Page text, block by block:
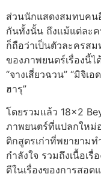
ส่วนนักแสดงสมทบคน
กันทั้งนั้น ถึงแม้แต่ละค
ก็ถือว่าเป็นตัวละครส
ของภาพยนตร์เรื่องนี้
“จางเสี่ยวฉวน” “มิจิเ
ฮารุ”
โดยรวมแล้ว 18×2
ภาพยนตร์ที่แปลกใหม่
ติกสูตรเก่าที่พยายาม
กำลังใจ รวมถึงเนื้อเ
ดีในเรื่องของการสอด